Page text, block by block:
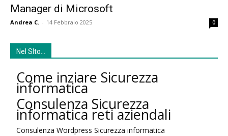
Manager di Microsoft
Andrea C. - 14 Febbraio 2025 0
Nel SIto…
Come inziare Sicurezza
informatica
Consulenza Sicurezza
informatica reti aziendali
Consulenza Wordpress Sicurezza informatica